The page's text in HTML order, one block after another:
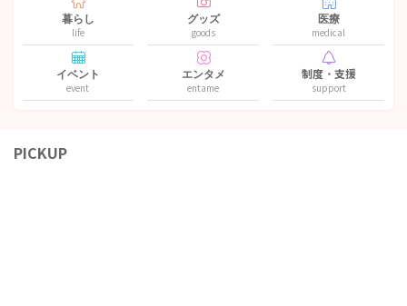
暮らし
life
グッズ
goods
医療
medical
イベント
event
エンタメ
entame
制度・支援
support
PICKUP